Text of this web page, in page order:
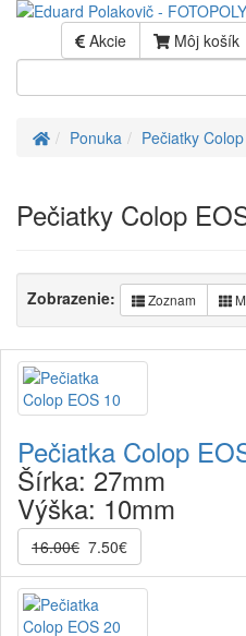
Akcie Môj košík
ÚvodPonuka Pečiatky
Pečiatky Colop
Zobrazenie: Zoznam
Pečiatka Colop
Šírka: 27mm
Výška: 10mm
16.00€ 7.50€